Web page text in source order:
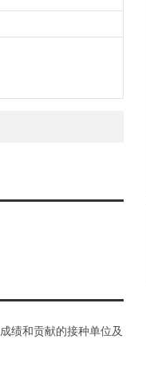
绩和贡献的接种单位及